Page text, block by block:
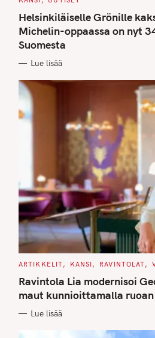
T
E
G
O
R
I
S
Helsinkiläiselle Grönille
Michelin-oppaassa on nyt
Suomesta
Lue lisää
C
T
E
G
O
I
ARTIKKELIT KANSI RAVINTOLAT
Ravintola Lia modernisoi
maut kunnioittamalla
Lue lisää